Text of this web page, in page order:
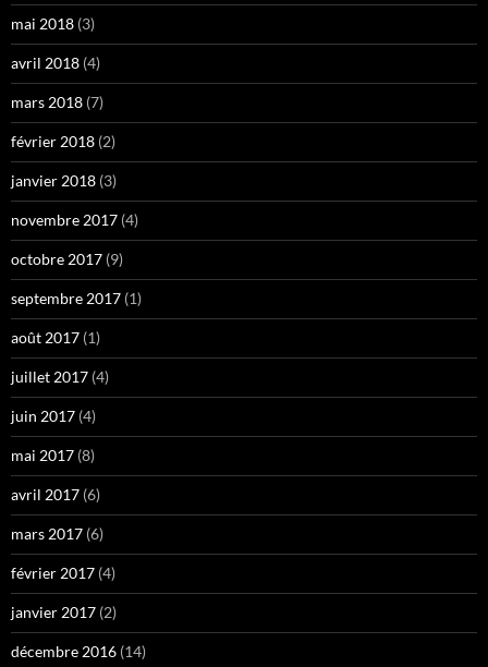
mai 2018 (3)
avril 2018 (4)
mars 2018 (7)
février 2018 (2)
janvier 2018 (3)
novembre 2017 (4)
octobre 2017 (9)
septembre 2017 (1)
août 2017 (1)
juillet 2017 (4)
juin 2017 (4)
mai 2017 (8)
avril 2017 (6)
mars 2017 (6)
février 2017 (4)
janvier 2017 (2)
décembre 2016 (14)